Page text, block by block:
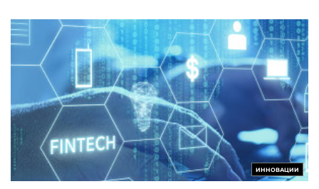
ИННОВАЦИИ